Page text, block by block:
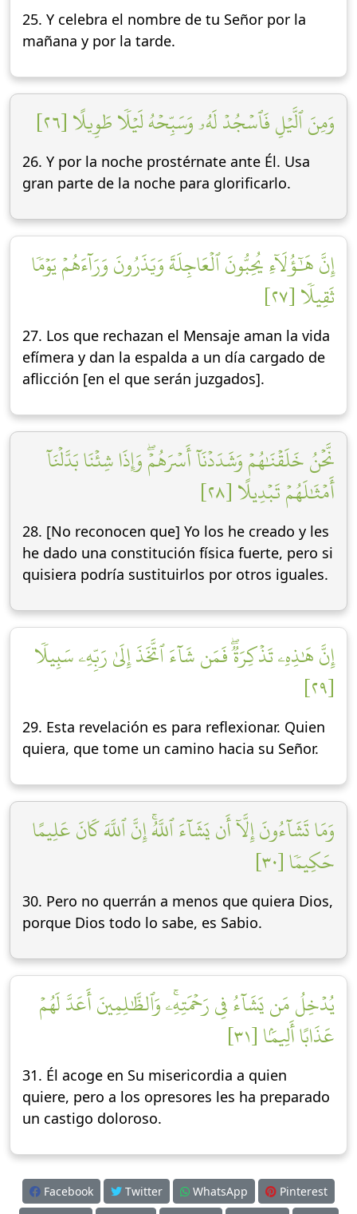
25. Y celebra el nombre de tu Señor por la
mañana y por la tarde.
وَمِنَ ٱلَّيۡلِ فَٱسۡجُدۡ لَهُۥ وَسَبِّحۡهُ لَيۡلٗا طَوِيلًا [٢٦]
26. Y por la noche prostérnate ante Él. Usa
gran parte de la noche para glorificarlo.
إِنَّ هَٰٓؤُلَآءِ يُحِبُّونَ ٱلۡعَاجِلَةَ وَيَذَرُونَ وَرَآءَهُمۡ يَوۡمٗا
ثَقِيلٗا [٢٧]
27. Los que rechazan el Mensaje aman la vida
efímera y dan la espalda a un día cargado de
aflicción [en el que serán juzgados].
نَّحۡنُ خَلَقۡنَٰهُمۡ وَشَدَدۡنَآ أَسۡرَهُمۡۖ وَإِذَا شِئۡنَا بَدَّلۡنَآ
أَمۡثَٰلَهُمۡ تَبۡدِيلًا [٢٨]
28. [No reconocen que] Yo los he creado y les
he dado una constitución física fuerte, pero si
quisiera podría sustituirlos por otros iguales.
إِنَّ هَٰذِهِۦ تَذۡكِرَةٞۖ فَمَن شَآءَ ٱتَّخَذَ إِلَىٰ رَبِّهِۦ سَبِيلٗا
[٢٩]
29. Esta revelación es para reflexionar. Quien
quiera, que tome un camino hacia su Señor.
وَمَا تَشَآءُونَ إِلَّآ أَن يَشَآءَ ٱللَّهُۚ إِنَّ ٱللَّهَ كَانَ عَلِيمًا
حَكِيمٗا [٣٠]
30. Pero no querrán a menos que quiera Dios,
porque Dios todo lo sabe, es Sabio.
يُدۡخِلُ مَن يَشَآءُ فِي رَحۡمَتِهِۦۚ وَٱلظَّٰلِمِينَ أَعَدَّ لَهُمۡ
عَذَابًا أَلِيمَۢا [٣١]
31. Él acoge en Su misericordia a quien
quiere, pero a los opresores les ha preparado
un castigo doloroso.
Facebook Twitter WhatsApp
Pinterest